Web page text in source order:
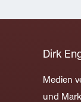
Dirk
Medien
und